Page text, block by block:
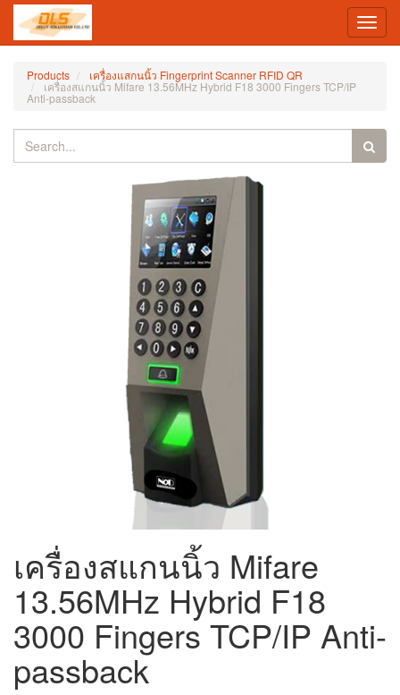
Products เครื่องแสกนนิ้ว Fingerprint Scanner RFID QR
เครื่องสแกนนิ้ว Mifare 13.56MHz Hybrid F18 3000 Fingers TCP/IP
Anti-passback
เครื่องสแกนนิ้ว Mifare
13.56MHz Hybrid F18
3000 Fingers TCP/IP Anti-
passback